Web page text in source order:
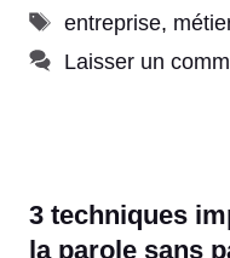
Étiquettes
entreprise,
Laisser un
3 techniques
la parole sans